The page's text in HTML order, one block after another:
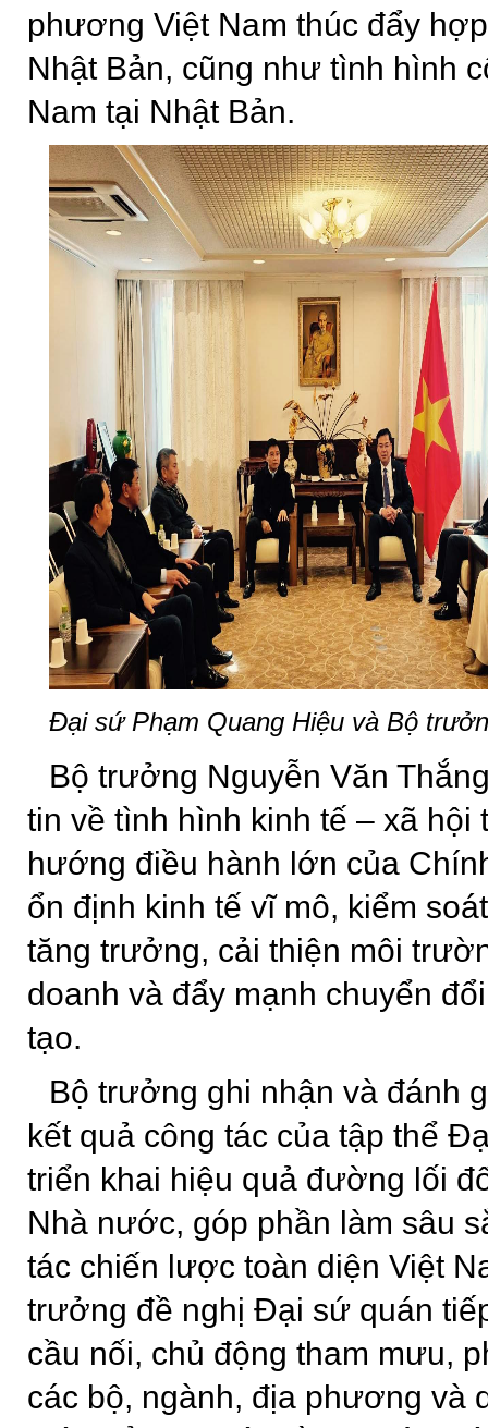
phương Việt Nam thúc đẩy
Nhật Bản, cũng như tình hình
Nam tại Nhật Bản.
Đại sứ Phạm Quang Hiệu và Bộ
Bộ trưởng Nguyễn Văn
tin về tình hình kinh tế – xã
hướng điều hành lớn của
ổn định kinh tế vĩ mô, kiểm
tăng trưởng, cải thiện môi
doanh và đẩy mạnh chuyển
tạo.
Bộ trưởng ghi nhận và đánh
kết quả công tác của tập thể
triển khai hiệu quả đường lối
Nhà nước, góp phần làm sâu
tác chiến lược toàn diện Việt
trưởng đề nghị Đại sứ quán
cầu nối, chủ động tham mưu,
các bộ, ngành, địa phương và